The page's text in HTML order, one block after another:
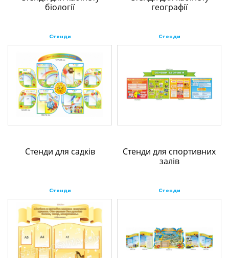
біології
Стенди
географії
Стенди
Стенди для садків
Стенди
Стенди для спортивних
залів
Стенди